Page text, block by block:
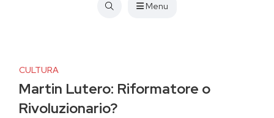
Menu
CULTURA
Martin Lutero: Riformatore o
Rivoluzionario?